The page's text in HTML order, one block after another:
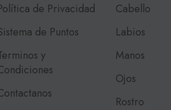
de Privacidad
de Puntos
y
Cabello
Labios
Manos
Ojos
Rostro